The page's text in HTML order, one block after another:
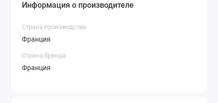
Информация о производителе
Страна производства
Франция
Страна бренда
Франция